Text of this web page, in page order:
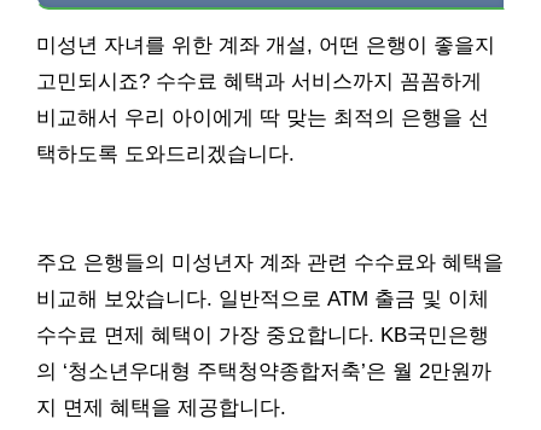
미성년 자녀를 위한 계좌 개설, 어떤 은행이 좋을지
고민되시죠? 수수료 혜택과 서비스까지 꼼꼼하게
비교해서 우리 아이에게 딱 맞는 최적의 은행을 선
택하도록 도와드리겠습니다.
주요 은행들의 미성년자 계좌 관련 수수료와 혜택을
비교해 보았습니다. 일반적으로 ATM 출금 및 이체
수수료 면제 혜택이 가장 중요합니다. KB국민은행
의 ‘청소년우대형 주택청약종합저축’은 월 2만원까
지 면제 혜택을 제공합니다.